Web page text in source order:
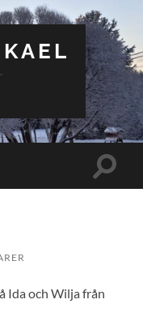
Slå
Ida och Wilja från